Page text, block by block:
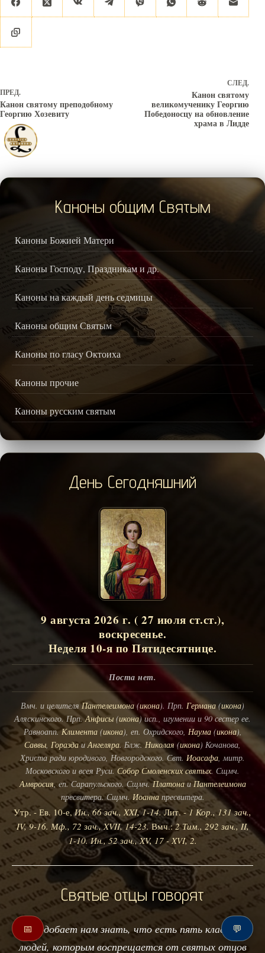
ПРЕД.
Канон святому преподобному
Георгию Хозевиту
СЛЕД.
Канон святому
великомученику Георгию
Победоносцу на обновление
храма в Лидде
Каноны общим Святым
Каноны Божией Матери
Каноны Господу, Праздникам и др.
Каноны на каждый день седмицы
Каноны общим Святым
Каноны по гласу Октоиха
Каноны прочие
Каноны русским святым
День Сегодняшний
9 августа 2026 г. ( 27 июля ст.ст.),
воскресенье.
Неделя 10-я по Пятидесятнице.
Поста нет.
Вмч. и целителяПантелеимона (икона). Прп. Германа(икона)
Аляскинского. Прп.Анфисы (икона) исп., игумении и 90 сестер ее.
Равноапп.Климента(икона), еп. Охридского, Наума(икона),
Саввы, ГораздаиАнгеляра. Блж. Николая (икона) Кочанова,
Христа ради юродивого, Новгородского. Свт. Иоасафа, митр.
Московского и всея Руси.Собор Смоленских святых. Сщмч.
Амвросия, еп. Сарапульского. Сщмч.ПлатонаиПантелеимона
пресвитера. Сщмч.Иоаннапресвитера.
Утр. - Ев. 10-е,Ин., 66 зач., XXI, 1-14.Лит. -1 Кор., 131 зач.,
IV, 9-16. Мф., 72 зач., XVII, 14-23.Вмч.:2 Тим., 292 зач., II,
1-10. Ин., 52 зач., XV, 17 - XVI, 2.
Святые отцы говорят
"Подобает нам знать, что есть пять классов
людей, которым воспрещается от святых отцов
📅 💬